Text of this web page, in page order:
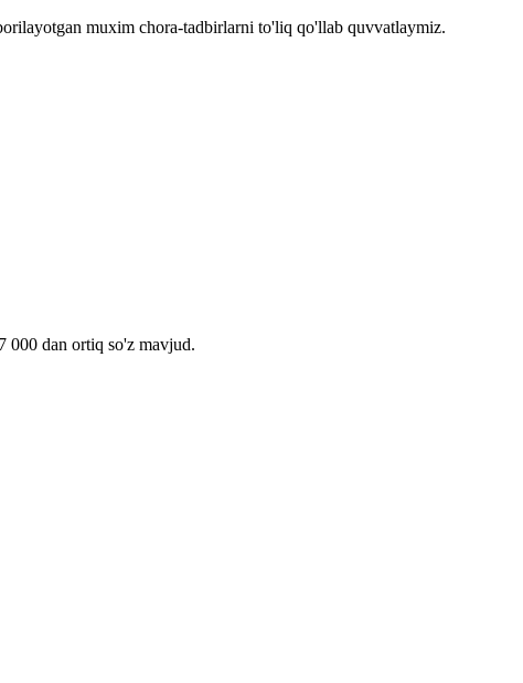
muxim chora-tadbirlarni to'liq qo'llab quvvatlaymiz.
dan ortiq so'z mavjud.